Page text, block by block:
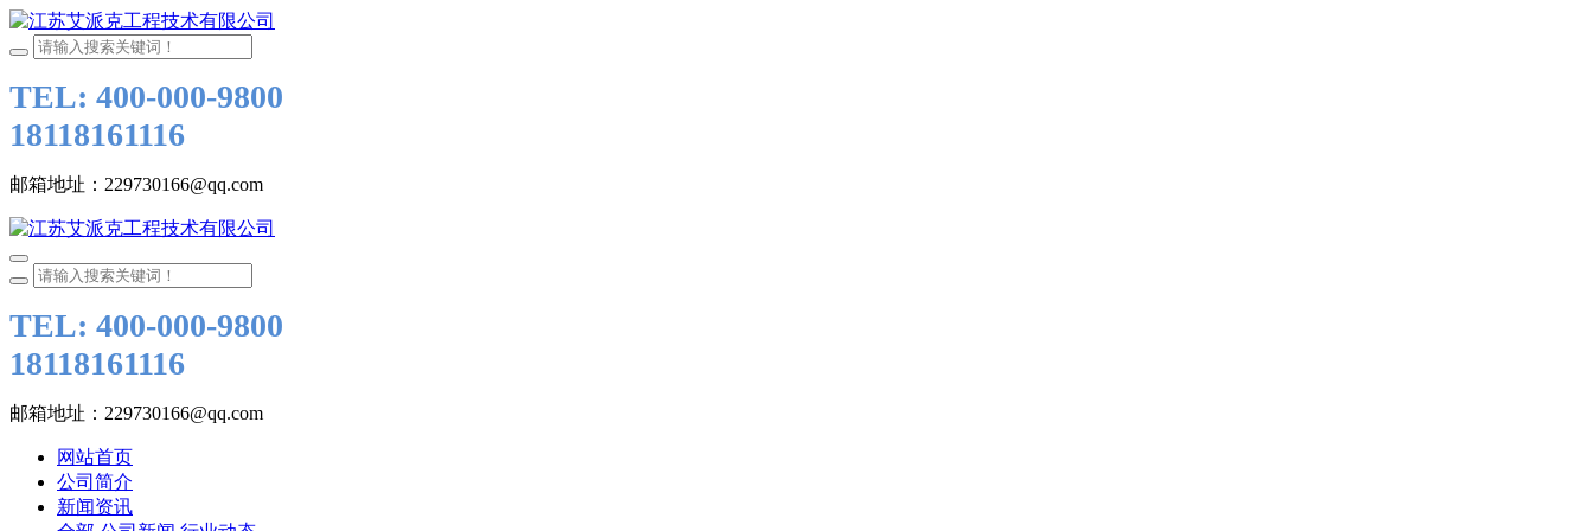
TEL: 400-000-9800
18118161116
邮箱地址：229730166@qq.com
TEL: 400-000-9800
18118161116
邮箱地址：229730166@qq.com
网站首页
公司简介
新闻资讯